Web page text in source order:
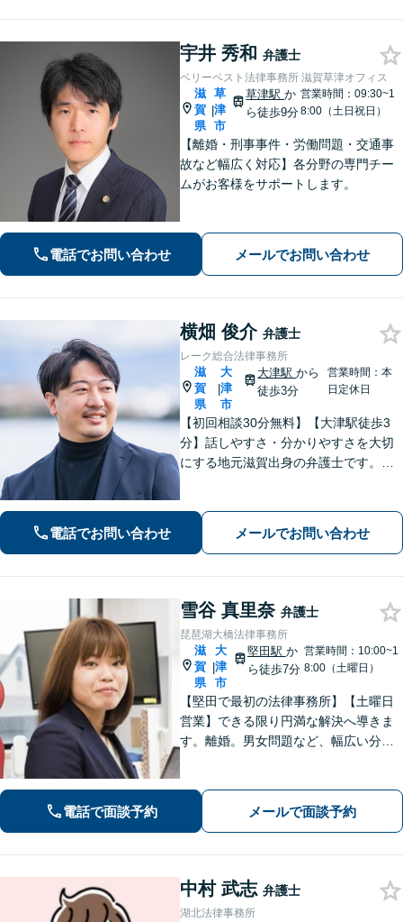
宇井 秀和 弁護士
ベリーベスト法律事務所 滋賀草津オフィス
滋
賀
県
|
草
津
市
草津駅か
ら徒歩9分
営業時間：09:30~1
8:00（土日祝日）
【離婚・刑事事件・労働問題・交通事
故など幅広く対応】各分野の専門チー
ムがお客様をサポートします。
電話でお問い合わせ メールでお問い合わせ
横畑 俊介 弁護士
レーク総合法律事務所
滋
賀
県
|
大
津
市
大津駅から
徒歩3分
営業時間：本
日定休日
【初回相談30分無料】【大津駅徒歩3
分】話しやすさ・分かりやすさを大切
にする地元滋賀出身の弁護士です。離
ます。一人で抱え込まず、まずはお気
軽にご相談ください。
電話でお問い合わせ メールでお問い合わせ
雪谷 真里奈 弁護士
琵琶湖大橋法律事務所
滋
賀
県
|
大
津
市
堅田駅 か
ら徒歩7分
営業時間：10:00~1
8:00（土曜日）
【堅田で最初の法律事務所】【土曜日
営業】できる限り円満な解決へ導きま
す。離婚。男女問題など、幅広い分野
電話で面談予約 メールで面談予約
中村 武志 弁護士
湖北法律事務所